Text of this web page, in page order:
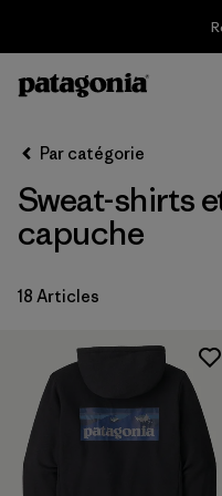
Filtrer par
Taille
(18)
L
Par catégorie
Sweat-shirts
capuche
18 Articles